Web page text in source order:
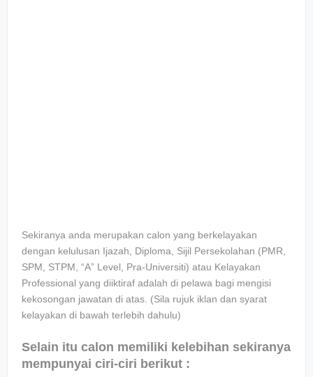
Sekiranya anda merupakan calon yang berkelayakan
dengan kelulusan Ijazah, Diploma, Sijil Persekolahan (PMR,
SPM, STPM, “A” Level, Pra-Universiti) atau Kelayakan
Professional yang diiktiraf adalah di pelawa bagi mengisi
kekosongan jawatan di atas. (Sila rujuk iklan dan syarat
kelayakan di bawah terlebih dahulu)
Selain itu calon memiliki kelebihan sekiranya
mempunyai ciri-ciri berikut :